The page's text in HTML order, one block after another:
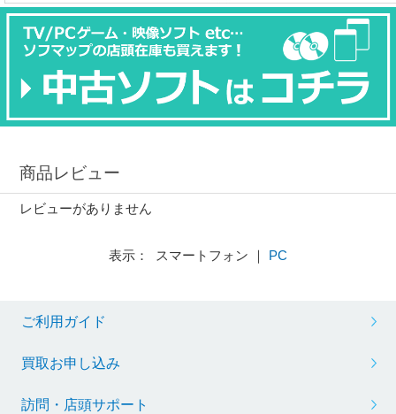
商品レビュー
レビューがありません
表示： スマートフォン ｜ PC
ご利用ガイド
買取お申し込み
訪問・店頭サポート